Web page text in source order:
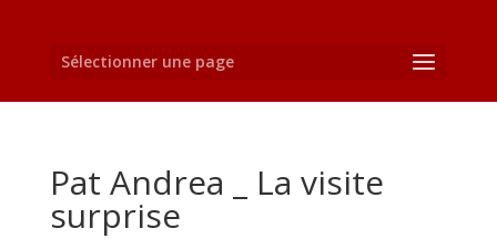
Sélectionner une page
Pat Andrea _ La visite
surprise